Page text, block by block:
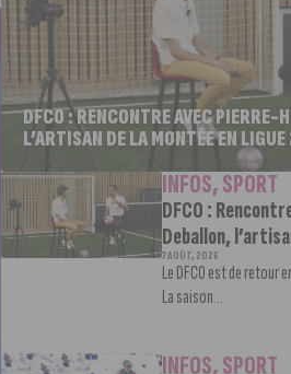
DFCO : RENCONTRE AVEC PIERRE-
L’ARTISAN DE LA MONTÉE EN LIGUE
INFOS,SPORT
DFCO :
Deballon,
7 AOÛT, 2026
Le DFCO est de retour
La saison...
INFOS,SPORT